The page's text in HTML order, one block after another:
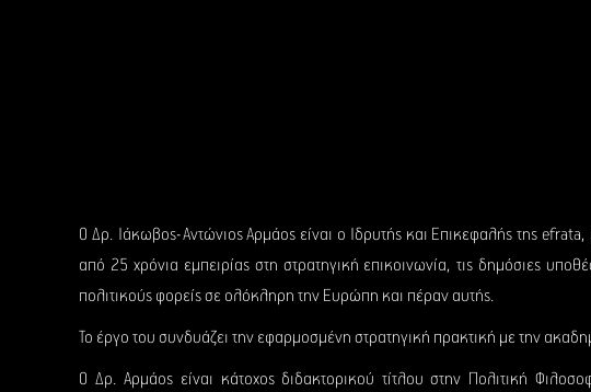
Ο Δρ. Ιάκωβος-Αντώνιος Αρμάος είναι ο Ιδρυτής και Επικεφαλής της
από 25 χρόνια εμπειρίας στη στρατηγική επικοινωνία, τις δημόσιες
πολιτικούς φορείς σε ολόκληρη την Ευρώπη και πέραν αυτής.
Το έργο του συνδυάζει την εφαρμοσμένη στρατηγική πρακτική με την
Ο Δρ. Αρμάος είναι κάτοχος διδακτορικού τίτλου στην Πολιτική